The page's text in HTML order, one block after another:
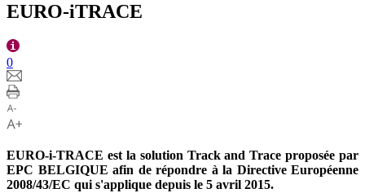
EURO-iTRACE
0
EURO-i-TRACE est la solution Track and Trace proposée par
EPC BELGIQUE afin de répondre à la Directive Européenne
2008/43/EC qui s'applique depuis le 5 avril 2015.